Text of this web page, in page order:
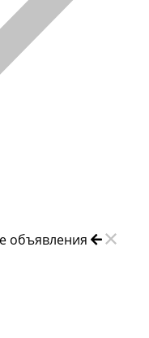
объявления